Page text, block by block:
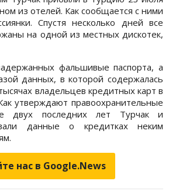
из отелей. Как сообщается с ними
Спустя несколько дней все
на одной из местных дискотек,
фальшивые паспорта, а
данных, в которой содержалась
владельцев кредитных карт в
утверждают правоохранительные
двух последних лет Турчак и
данные о кредитках неким
нас в Google.News